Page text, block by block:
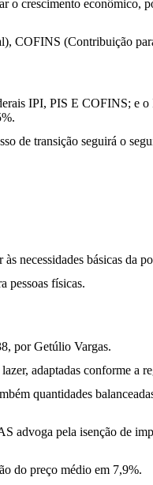
o crescimento econômico,
COFINS (Contribuição
IPI, PIS E COFINS; e o
de transição seguirá o
necessidades básicas da
pessoas físicas.
por Getúlio Vargas.
adaptadas conforme a
quantidades
advoga pela isenção de
do preço médio em 7,9%.